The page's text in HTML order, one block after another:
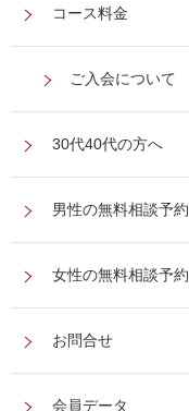
コース料金
ご入会について
30代40代の方へ
男性の無料相談予約
女性の無料相談予約
お問合せ
会員データ